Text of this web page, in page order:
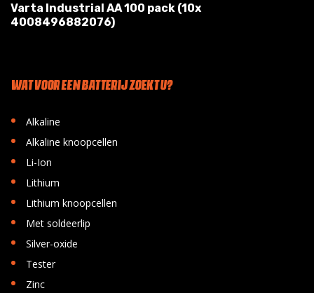
Varta Industrial AA 100 pack (10x
4008496882076)
WAT VOOR EEN BATTERIJ ZOEKT U?
• Alkaline
• Alkaline knoopcellen
• Li-Ion
• Lithium
• Lithium knoopcellen
• Met soldeerlip
• Silver-oxide
• Tester
• Zinc